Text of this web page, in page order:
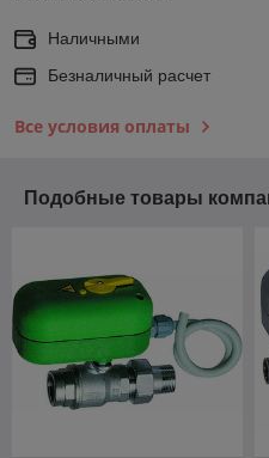
Наличными
Безналичный расчет
Все условия оплаты
Подобные товары